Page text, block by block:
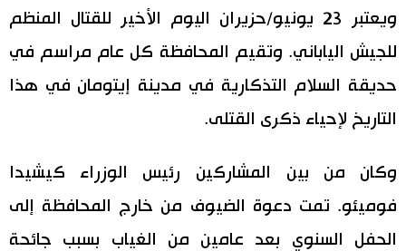
سياسة
اقتصاد
ثقافة
لايف ستايل
المطبخ الياباني
ويعتبر 23 يونيو/حزيران اليوم الأخير للقتال المنظم
للجيش الياباني. وتقيم المحافظة كل عام مراسم في
حديقة السلام التذكارية في مدينة إيتومان في هذا
التاريخ لإحياء ذكرى القتلى.
وكان من بين المشاركين رئيس الوزراء كيشيدا
فوميئو. تمت دعوة الضيوف من خارج المحافظة إلى
الحفل السنوي بعد عامين من الغياب بسبب جائحة